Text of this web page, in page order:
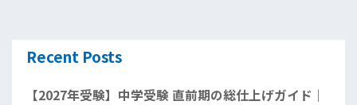
Recent Posts
【2027年受験】中学受験 直前期の総仕上げガイド｜